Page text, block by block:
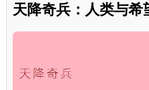
天降奇兵：人类与希